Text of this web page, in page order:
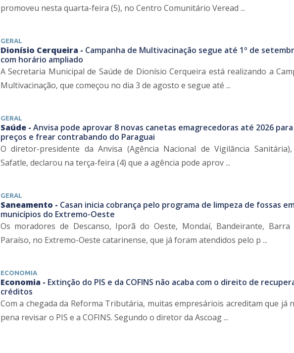
promoveu nesta quarta-feira (5), no Centro Comunitário Veread ...
GERAL
Dionísio Cerqueira - Campanha de Multivacinação segue até 1º de
com horário ampliado
A Secretaria Municipal de Saúde de Dionísio Cerqueira está realizando a
Multivacinação, que começou no dia 3 de agosto e segue até ...
GERAL
Saúde - Anvisa pode aprovar 8 novas canetas emagrecedoras até 2026
preços e frear contrabando do Paraguai
O diretor-presidente da Anvisa (Agência Nacional de Vigilância
Safatle, declarou na terça-feira (4) que a agência pode aprov ...
GERAL
Saneamento - Casan inicia cobrança pelo programa de limpeza de fossas
municípios do Extremo-Oeste
Os moradores de Descanso, Iporã do Oeste, Mondaí, Bandeirante,
Paraíso, no Extremo-Oeste catarinense, que já foram atendidos pelo p ...
ECONOMIA
Economia - Extinção do PIS e da COFINS não acaba com o direito de
créditos
Com a chegada da Reforma Tributária, muitas empresáriois acreditam que já
pena revisar o PIS e a COFINS. Segundo o diretor da Ascoag ...